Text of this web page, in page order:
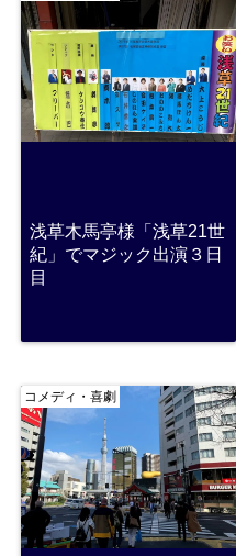
浅草木馬亭様「浅草21世
紀」でマジック出演３日
目
コメディ・喜劇